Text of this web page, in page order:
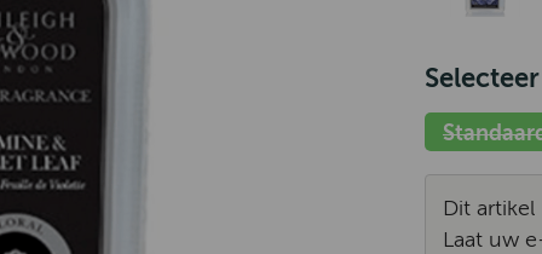
Dit
Laat uw